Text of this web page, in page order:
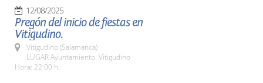
12/08/2025
Pregón del inicio de fiestas en
Vitigudino.
Vitigudino (Salamanca)
LUGAR Ayuntamiento. Vitigudino
Hora: 22:00 h.